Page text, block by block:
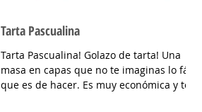
Tarta Pascualina
Tarta Pascualina! Golazo de tarta! Una
masa en capas que no te imaginas lo fácil
que es de hacer. Es muy económica y te